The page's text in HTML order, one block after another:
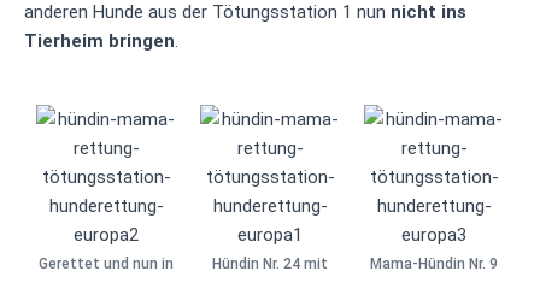
anderen Hunde aus der Tötungsstation 1 nun nicht ins
Tierheim bringen.
Gerettet und nun in
Hündin Nr. 24 mit
Mama-Hündin Nr. 9